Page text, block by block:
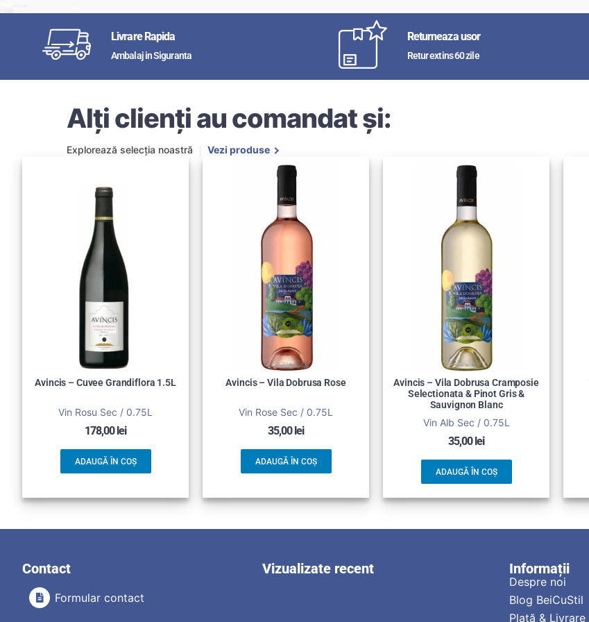
Livrare Rapida
Ambalaj in Siguranta
Returneaza usor
Retur extins 60 zile
Alți clienți au comandat și:
Explorează selecția noastră Vezi produse
Avincis – Cuvee Grandiflora 1.5L
Vin Rosu Sec / 0.75L
178,00lei
ADAUGĂ ÎN COȘ
Avincis – Vila Dobrusa Rose
Vin Rose Sec / 0.75L
35,00lei
ADAUGĂ ÎN COȘ
Avincis – Vila Dobrusa Cramposie
Selectionata & Pinot Gris &
Sauvignon Blanc
Vin Alb Sec / 0.75L
35,00lei
ADAUGĂ ÎN COȘ
Contact
Formular contact
Vizualizate recent Informații
Despre noi
Blog BeiCuStil
Plată & Livrare